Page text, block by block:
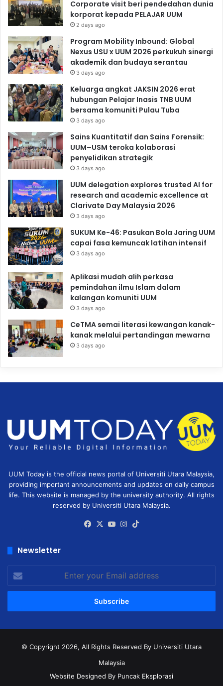
Corporate visit beri pendedahan dunia
korporat kepada PELAJAR UUM
2 days ago
Program Mobility Inbound: Global
Nexus USU x UUM 2026 perkukuh sinergi
akademik dan budaya serantau
3 days ago
Keluarga angkat JAKSIN 2026 erat
hubungan Pelajar Inasis TNB UUM
bersama komuniti Pulau Tuba
3 days ago
Sains Kuantitatif dan Sains Forensik:
UUM–USM teroka kolaborasi
penyelidikan strategik
3 days ago
UUM delegation explores trusted AI for
research and academic excellence at
Clarivate Day Malaysia 2026
3 days ago
SUKUM Ke-46: Pasukan Bola Jaring UUM
capai fasa kemuncak latihan intensif
3 days ago
Aplikasi mudah alih perkasa
pemindahan ilmu Islam dalam
kalangan komuniti UUM
3 days ago
CeTMA semai literasi kewangan kanak-
kanak melalui pertandingan mewarna
3 days ago
UUM Today is the official news portal of Universiti Utara Malaysia,
providing important announcements and updates on daily campus
life. This website is managed by the university authority. All rights
reserved by Universiti Utara Malaysia.
Facebook
X YouTubeInstagram
Newsletter
your
Email
© Copyright 2026, All Rights Reserved By Universiti Utara
Malaysia
Website Designed By Puncak Eksplorasi